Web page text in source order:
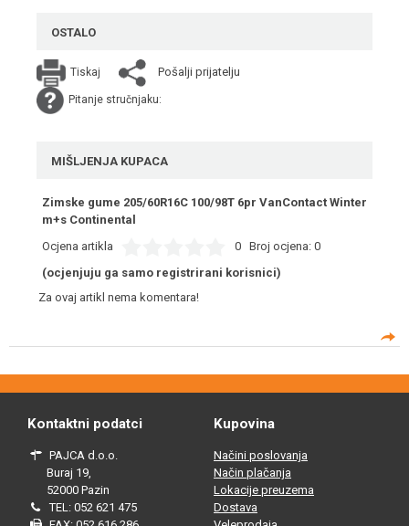
OSTALO
Tiskaj Pošalji prijatelju
Pitanje stručnjaku:
MIŠLJENJA KUPACA
Zimske gume 205/60R16C 100/98T 6pr VanContact Winter
m+s Continental
Ocjena artikla
0 Broj ocjena: 0
(ocjenjuju ga samo registrirani korisnici)
Za ovaj artikl nema komentara!
Kontaktni podatci
PAJCA d.o.o.
Buraj 19,
52000 Pazin
TEL: 052 621 475
Kupovina
Načini poslovanja
Način plačanja
Lokacije preuzema
Dostava